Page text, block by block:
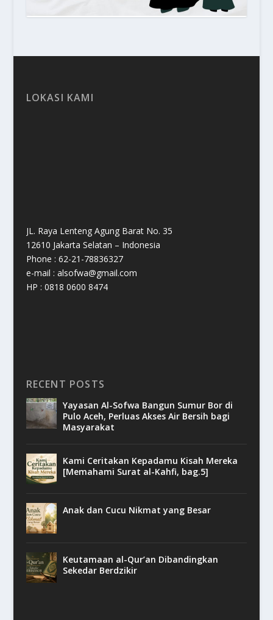
LOKASI KAMI
JL. Raya Lenteng Agung Barat No. 35
12610 Jakarta Selatan – Indonesia
Phone : 62-21-78836327
e-mail : alsofwa@gmail.com
HP : 0818 0600 8474
RECENT POSTS
Yayasan Al-Sofwa Bangun Sumur Bor di
Pulo Aceh, Perluas Akses Air Bersih bagi
Masyarakat
Kami Ceritakan Kepadamu Kisah Mereka
[Memahami Surat al-Kahfi, bag.5]
Anak dan Cucu Nikmat yang Besar
Keutamaan al-Qur’an Dibandingkan
Sekedar Berdzikir